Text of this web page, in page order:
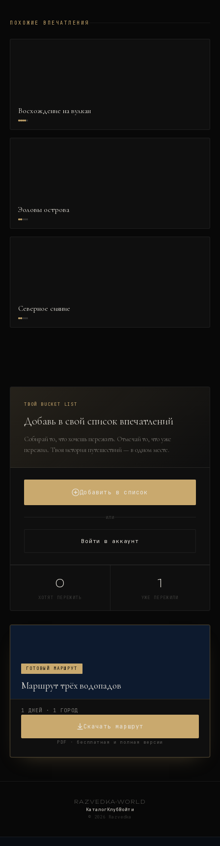
ПОХОЖИЕ ВПЕЧАТЛЕНИЯ
Восхождение на вулкан
Эоловы острова
Северное сияние
ТВОЙ BUCKET LIST
Добавь в свой список впечатлений
Собирай то, что хочешь пережить. Отмечай то, что уже
пережил. Твоя история путешествий — в одном месте.
Добавить в список
или
Войти в аккаунт
0
ХОТЯТ ПЕРЕЖИТЬ
1
УЖЕ ПЕРЕЖИЛИ
ГОТОВЫЙ МАРШРУТ
Маршрут трёх водопадов
1 ДНЕЙ · 1 ГОРОД
Скачать маршрут
PDF · бесплатная и полная версии
RAZVEDKA·WORLD
КаталогКлубВойти
©
2026 Razvedka